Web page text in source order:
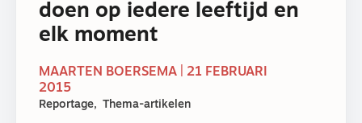
doen op iedere leeftijd en
elk moment
MAARTEN BOERSEMA | 21 FEBRUARI
2015
Reportage Thema-artikelen